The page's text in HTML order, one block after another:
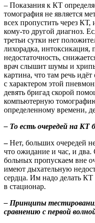
– Показания к КТ
томография не является
всех пропустить через
кому-то другой диагноз.
третьи сутки нет
лихорадка, интоксикация,
недостаточность,
врач слышит шумы и
картина, что там речь
с характером этой
девять бригад скорой
компьютерную
определенному времени,
– То есть очередей на
–Нет, больших очередей
что ожидание и час, и два.
больных пропускаем вне
имеют дыхательную
сердца. Им надо делать
в стационар.
– Принципы
сравнению с первой